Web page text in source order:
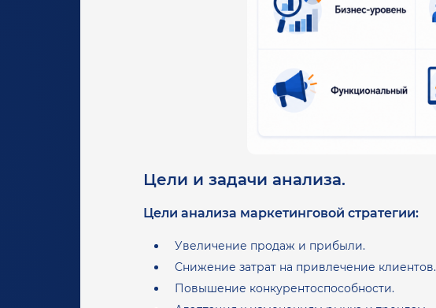
Цели и задачи анализа.
Цели анализа маркетинговой стратегии:
Увеличение продаж и прибыли.
Снижение затрат на привлечение клиентов.
Повышение конкурентоспособности.